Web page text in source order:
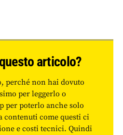
articolo?
perché non hai dovuto
per leggerlo o
per poterlo anche solo
contenuti come questi ci
e costi tecnici. Quindi